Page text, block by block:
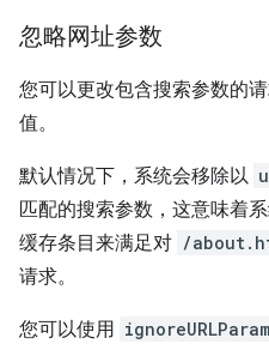
忽略网址参数
您可以更改包含搜索参数的
值。
默认情况下，系统会移除以
匹配的搜索参数，这意味着
缓存条目来满足对 /
请求。
您可以使用